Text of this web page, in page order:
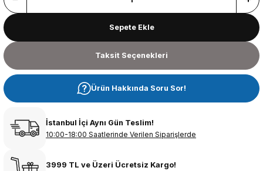
Sepete Ekle
Taksit Seçenekleri
Ürün Hakkında Soru Sor!
İstanbul İçi Aynı Gün Teslim!
10:00-18:00 Saatlerinde Verilen Siparişlerde
3999 TL ve Üzeri Ücretsiz Kargo!